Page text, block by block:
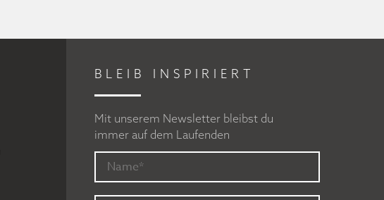
BLEIB INSPIRIERT
Mit unserem Newsletter bleibst du
immer auf dem Laufenden